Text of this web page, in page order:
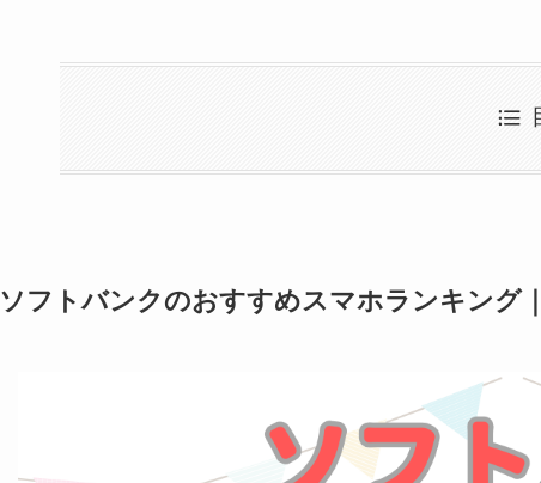
ソフトバンクのおすすめスマホランキング